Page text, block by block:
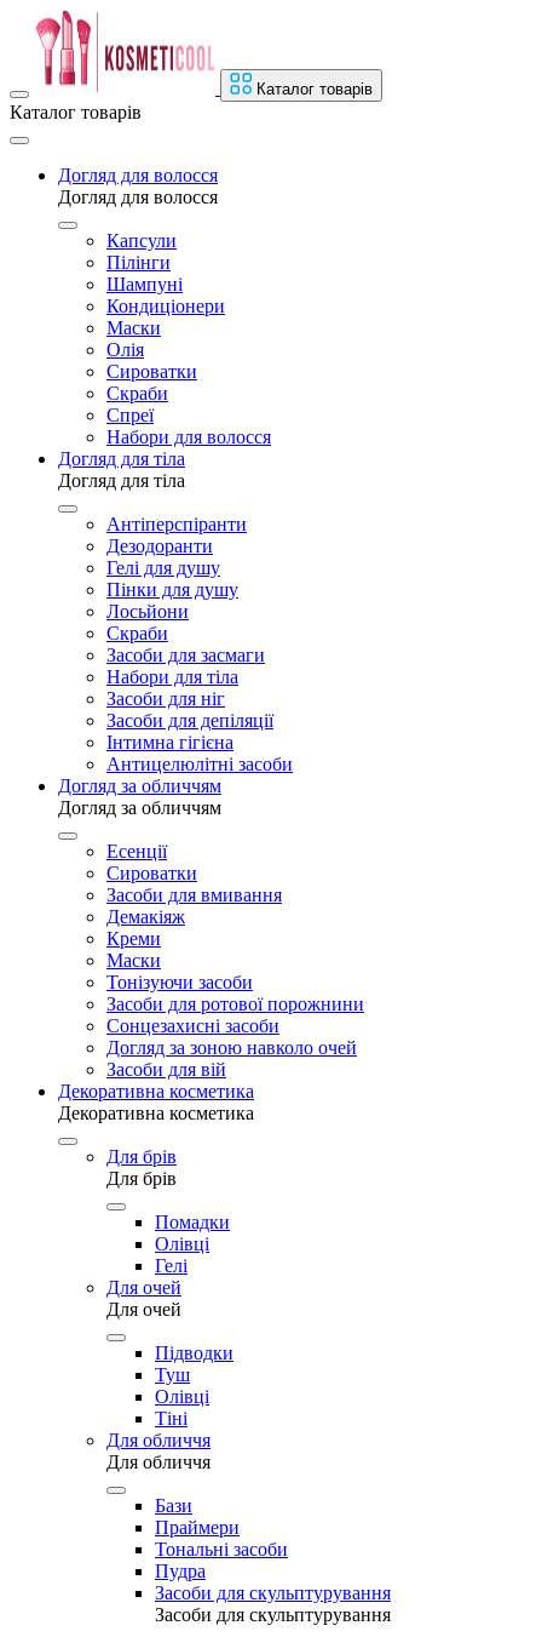
Каталог товарів
Каталог товарів
Догляд для волосся
Догляд для волосся
Капсули
Пілінги
Шампуні
Кондиціонери
Маски
Олія
Сироватки
Скраби
Спреї
Набори для волосся
Догляд для тіла
Догляд для тіла
Антіперспіранти
Дезодоранти
Гелі для душу
Пінки для душу
Лосьйони
Скраби
Засоби для засмаги
Набори для тіла
Засоби для ніг
Засоби для депіляції
Інтимна гігієна
Антицелюлітні засоби
Догляд за обличчям
Догляд за обличчям
Есенції
Сироватки
Засоби для вмивання
Демакіяж
Креми
Маски
Тонізуючи засоби
Засоби для ротової порожнини
Сонцезахисні засоби
Догляд за зоною навколо очей
Засоби для вій
Декоративна косметика
Декоративна косметика
Для брів
Для брів
Помадки
Олівці
Гелі
Для очей
Для очей
Підводки
Туш
Олівці
Тіні
Для обличчя
Для обличчя
Бази
Праймери
Тональні засоби
Пудра
Засоби для скульптурування
Засоби для скульптурування